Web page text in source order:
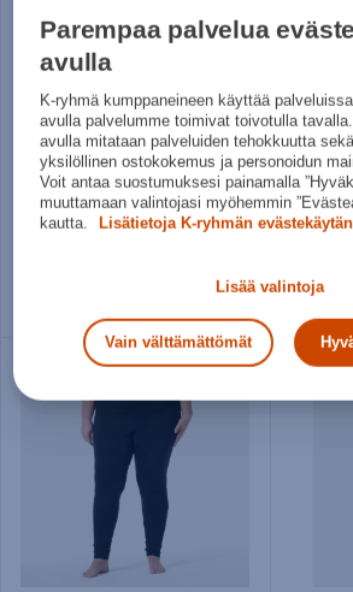
Helly Hansen
Lifa Merino Midweight Crew Plus - naisten aluspaita
50€
Parempaa palvelua
avulla
K-ryhmä kumppaneineen käyttää
avulla palvelumme toimivat toivotulla
avulla mitataan palveluiden tehokkuutta
yksilöllinen ostokokemus ja personoidun
Voit antaa suostumuksesi painamalla
muuttamaan valintojasi myöhemmin
kautta.
Lisätietoja K-ryhmän
Lisää valintoja
Vain välttämättömät